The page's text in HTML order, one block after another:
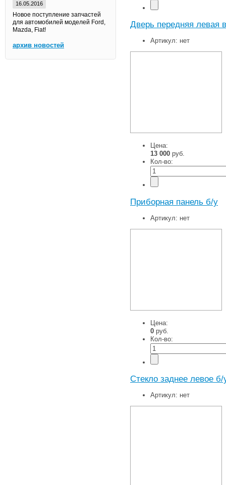
16.05.2016
Новое поступление запчастей
для автомобилей моделей Ford,
Mazda, Fiat!
архив новостей
Дверь передняя левая
Артикул: нет
Цена:
13 000 руб.
Кол-во:
Приборная панель б/у
Артикул: нет
Цена:
0 руб.
Кол-во:
Стекло заднее левое б/
Артикул: нет